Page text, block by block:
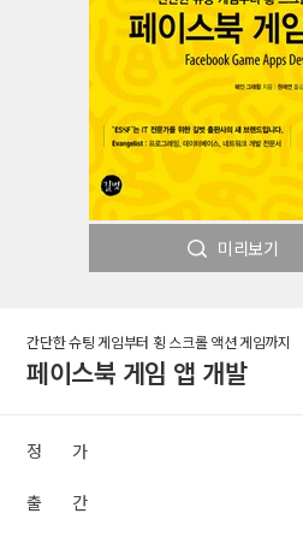
미리보기
간단한 슈팅 게임부터 횡 스크롤 액션 게임까지
페이스북 게임 앱 개발
정 가
출 간